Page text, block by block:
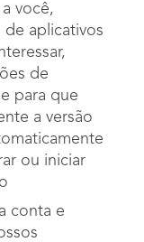
você,
aplicativos
de
para que
a versão
ou iniciar
conta e